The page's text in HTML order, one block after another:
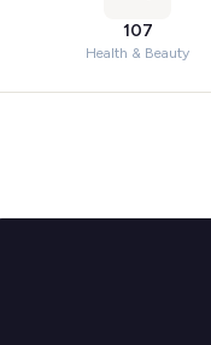
107
Health & Beauty